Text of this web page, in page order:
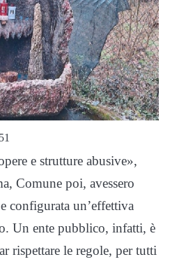
e strutture abusive»,
Comune poi, avessero
configurata un’effettiva
Un ente pubblico, infatti, è
rispettare le regole, per tutti